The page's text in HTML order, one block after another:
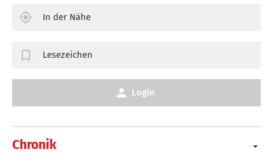
Chronik
In der Nähe
Lesezeichen
Login